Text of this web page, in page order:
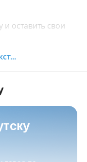
и оставить свои
в течение 30
кредитной
нашего
ул. Баррикад
карту